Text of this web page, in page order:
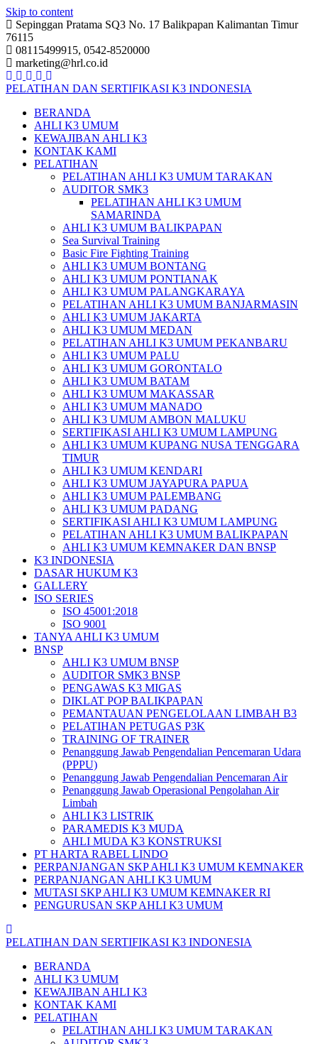
Skip to content
Sepinggan Pratama SQ3 No. 17 Balikpapan Kalimantan Timur
76115
08115499915, 0542-8520000
marketing@hrl.co.id
PELATIHAN DAN SERTIFIKASI K3 INDONESIA
BERANDA
AHLI K3 UMUM
KEWAJIBAN AHLI K3
KONTAK KAMI
PELATIHAN
PELATIHAN AHLI K3 UMUM TARAKAN
AUDITOR SMK3
PELATIHAN AHLI K3 UMUM
SAMARINDA
AHLI K3 UMUM BALIKPAPAN
Sea Survival Training
Basic Fire Fighting Training
AHLI K3 UMUM BONTANG
AHLI K3 UMUM PONTIANAK
AHLI K3 UMUM PALANGKARAYA
PELATIHAN AHLI K3 UMUM BANJARMASIN
AHLI K3 UMUM JAKARTA
AHLI K3 UMUM MEDAN
PELATIHAN AHLI K3 UMUM PEKANBARU
AHLI K3 UMUM PALU
AHLI K3 UMUM GORONTALO
AHLI K3 UMUM BATAM
AHLI K3 UMUM MAKASSAR
AHLI K3 UMUM MANADO
AHLI K3 UMUM AMBON MALUKU
SERTIFIKASI AHLI K3 UMUM LAMPUNG
AHLI K3 UMUM KUPANG NUSA TENGGARA
TIMUR
AHLI K3 UMUM KENDARI
AHLI K3 UMUM JAYAPURA PAPUA
AHLI K3 UMUM PALEMBANG
AHLI K3 UMUM PADANG
SERTIFIKASI AHLI K3 UMUM LAMPUNG
PELATIHAN AHLI K3 UMUM BALIKPAPAN
AHLI K3 UMUM KEMNAKER DAN BNSP
K3 INDONESIA
DASAR HUKUM K3
GALLERY
ISO SERIES
ISO 45001:2018
ISO 9001
TANYA AHLI K3 UMUM
BNSP
AHLI K3 UMUM BNSP
AUDITOR SMK3 BNSP
PENGAWAS K3 MIGAS
DIKLAT POP BALIKPAPAN
PEMANTAUAN PENGELOLAAN LIMBAH B3
PELATIHAN PETUGAS P3K
TRAINING OF TRAINER
Penanggung Jawab Pengendalian Pencemaran Udara
(PPPU)
Penanggung Jawab Pengendalian Pencemaran Air
Penanggung Jawab Operasional Pengolahan Air
Limbah
AHLI K3 LISTRIK
PARAMEDIS K3 MUDA
AHLI MUDA K3 KONSTRUKSI
PT HARTA RABEL LINDO
PERPANJANGAN SKP AHLI K3 UMUM KEMNAKER
PERPANJANGAN AHLI K3 UMUM
MUTASI SKP AHLI K3 UMUM KEMNAKER RI
PENGURUSAN SKP AHLI K3 UMUM
PELATIHAN DAN SERTIFIKASI K3 INDONESIA
BERANDA
AHLI K3 UMUM
KEWAJIBAN AHLI K3
KONTAK KAMI
PELATIHAN
PELATIHAN AHLI K3 UMUM TARAKAN